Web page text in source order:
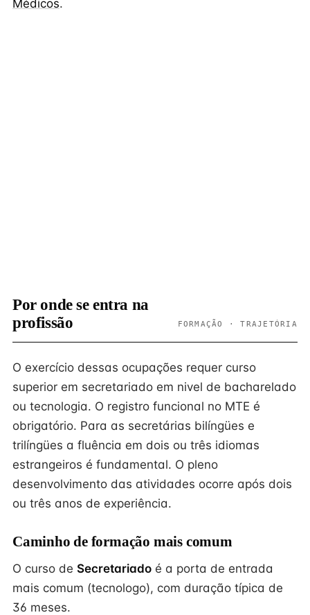
Médicos.
Por onde se entra na
profissão
FORMAÇÃO · TRAJETÓRIA
O exercício dessas ocupações requer curso
superior em secretariado em nivel de bacharelado
ou tecnologia. O registro funcional no MTE é
obrigatório. Para as secretárias bilíngües e
trilíngües a fluência em dois ou três idiomas
estrangeiros é fundamental. O pleno
desenvolvimento das atividades ocorre após dois
ou três anos de experiência.
Caminho de formação mais comum
O curso de Secretariado é a porta de entrada
mais comum (tecnologo), com duração típica de
36 meses.